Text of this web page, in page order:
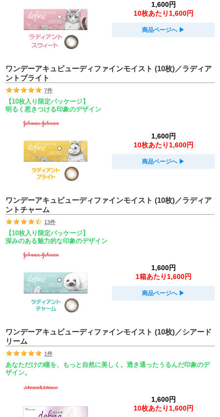
1,600円
10枚あたり1,600円
商品ページへ ▶︎
ワンデーアキュビューディファインモイスト (10枚)／ラディア
ントブライト
7件
【10枚入り限定パッケージ】
明るく惹きつける印象のデザイン
1,600円
10枚あたり1,600円
商品ページへ ▶︎
ワンデーアキュビューディファインモイスト (10枚)／ラディア
ントチャーム
13件
【10枚入り限定パッケージ】
深みのある魅力的な印象のデザイン
1,600円
1箱あたり1,600円
商品ページへ ▶︎
ワンデーアキュビューディファインモイスト (10枚)／シアード
リーム
1件
あなただけの瞳を、もっと自然に美しく。透き通ったうるんだ印象のデ
ザイン。
1,600円
10枚あたり1,600円